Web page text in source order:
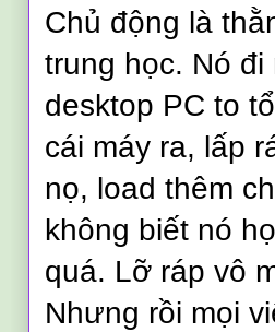
Chủ động là
trung học. Nó
desktop PC to
cái máy ra, lấp
nọ, load thêm
không biết nó
quá. Lỡ ráp vô
Nhưng rồi mọi